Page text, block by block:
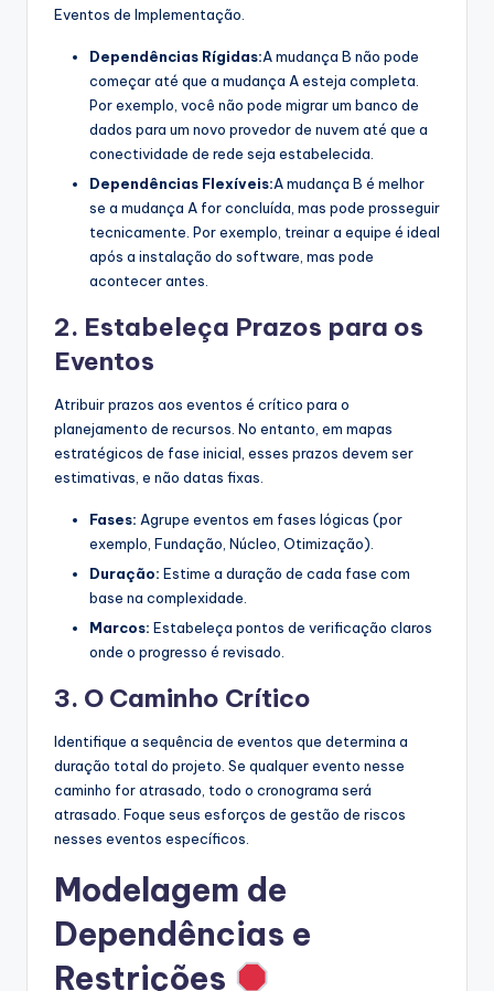
Eventos de Implementação.
Dependências Rígidas:A mudança B não pode
começar até que a mudança A esteja completa.
Por exemplo, você não pode migrar um banco de
dados para um novo provedor de nuvem até que a
conectividade de rede seja estabelecida.
Dependências Flexíveis:A mudança B é melhor
se a mudança A for concluída, mas pode prosseguir
tecnicamente. Por exemplo, treinar a equipe é ideal
após a instalação do software, mas pode
acontecer antes.
2. Estabeleça Prazos para os
Eventos
Atribuir prazos aos eventos é crítico para o
planejamento de recursos. No entanto, em mapas
estratégicos de fase inicial, esses prazos devem ser
estimativas, e não datas fixas.
Fases: Agrupe eventos em fases lógicas (por
exemplo, Fundação, Núcleo, Otimização).
Duração: Estime a duração de cada fase com
base na complexidade.
Marcos: Estabeleça pontos de verificação claros
onde o progresso é revisado.
3. O Caminho Crítico
Identifique a sequência de eventos que determina a
duração total do projeto. Se qualquer evento nesse
caminho for atrasado, todo o cronograma será
atrasado. Foque seus esforços de gestão de riscos
nesses eventos específicos.
Modelagem de
Dependências e
Restrições